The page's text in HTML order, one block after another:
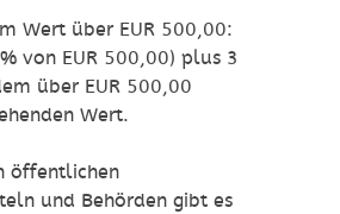
Wert über EUR 500,00:
von EUR 500,00) plus 3
über EUR 500,00
Wert.
öffentlichen
und Behörden gibt es